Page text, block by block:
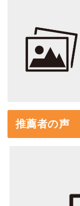
推薦者の声